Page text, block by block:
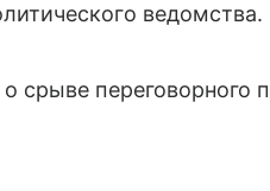
ведомства.
срыве переговорного